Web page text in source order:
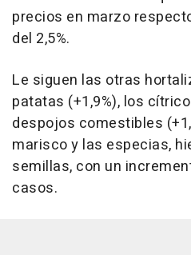
precios en marzo
del 2,5%.
Le siguen las otras
patatas (+1,9%), los
despojos comestibles
marisco y las especias,
semillas, con un
casos.